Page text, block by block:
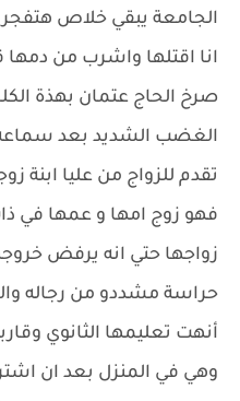
الجامعة يبقي خلاص هتفجر
انا اقتلها واشرب من دمها
صرخ الحاج عتمان بهذة
الغضب الشديد بعد سماعه
تقدم للزواج من عليا ابنة
فهو زوج امها و عمها في
زواجها حتي انه يرفض
حراسة مشددو من رجاله
أنهت تعليمها الثانوي
وهي في المنزل بعد ان